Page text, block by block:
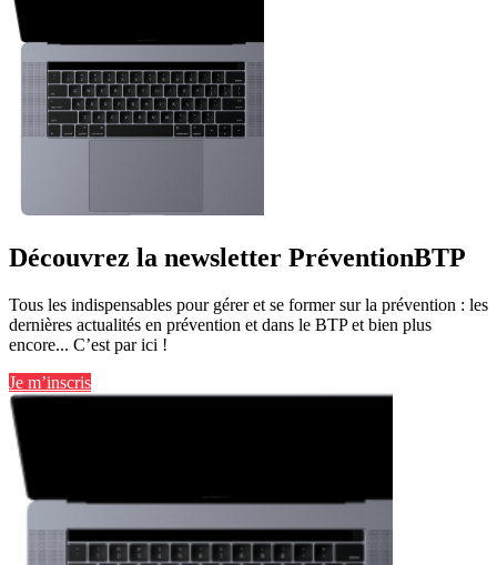
Découvrez la newsletter PréventionBTP
Tous les indispensables pour gérer et se former sur la prévention : les
dernières actualités en prévention et dans le BTP et bien plus
encore... C’est par ici !
Je m’inscris